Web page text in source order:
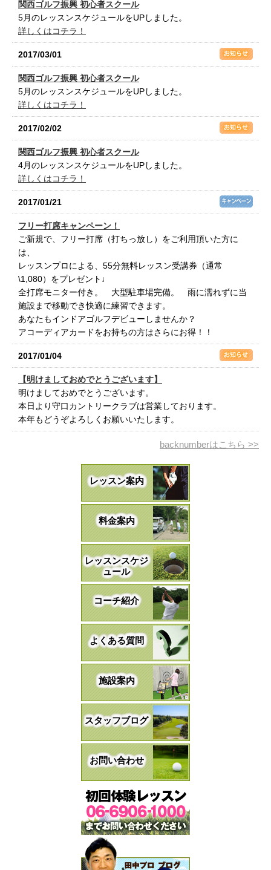
関西ゴルフ振興 初心者スクール
5月のレッスンスケジュールをUPしました。
詳しくはコチラ！
2017/03/01
関西ゴルフ振興 初心者スクール
5月のレッスンスケジュールをUPしました。
詳しくはコチラ！
2017/02/02
関西ゴルフ振興 初心者スクール
4月のレッスンスケジュールをUPしました。
詳しくはコチラ！
2017/01/21
フリー打席キャンペーン！
ご新規で、フリー打席（打ちっ放し）をご利用頂いた方に
は、
レッスンプロによる、55分無料レッスン受講券（通常
\1,080）をプレゼント♩
全打席モニター付き。 大型駐車場完備。 雨に濡れずに当
施設まで移動でき快適に練習できます。
あなたもインドアゴルフデビューしませんか？
アコーディアカードをお持ちの方はさらにお得！！
2017/01/04
【明けましておめでとうございます】
明けましておめでとうございます。
本日より守口カントリークラブは営業しております。
本年もどうぞよろしくお願いいたします。
backnumberはこちら >>
レッスン案内
料金案内
レッスンスケジ
ュール
コーチ紹介
よくある質問
施設案内
スタッフブログ
お問い合わせ